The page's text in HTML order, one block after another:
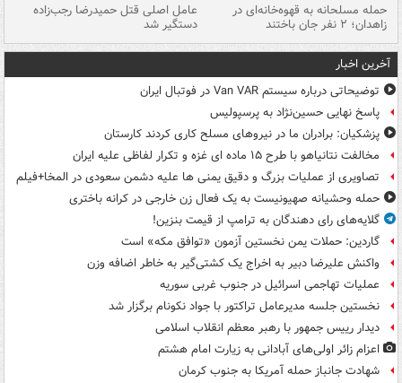
حمله مسلحانه به قهوه‌خانه‌ای در
زاهدان؛ ۲ نفر جان باختند
عامل اصلی قتل حمیدرضا رجب‌زاده
دستگیر شد
آخرین اخبار
توضیحاتی درباره سیستم Van VAR در فوتبال ایران
پاسخ نهایی حسین‌نژاد به پرسپولیس
پزشکیان: برادران ما در نیروهای مسلح کاری کردند کارستان
مخالفت نتانیاهو با طرح ۱۵ ماده ای غزه و تکرار لفاظی علیه ایران
تصاویری از عملیات بزرگ و دقیق یمنی ها علیه دشمن سعودی در المخا+فیلم
حمله وحشیانه صهیونیست به یک فعال زن خارجی در کرانه باختری
گلایه‌های رای دهندگان به ترامپ از قیمت بنزین!
گاردین: حملات یمن نخستین آزمون «توافق مکه» است
واکنش علیرضا دبیر به اخراج یک کشتی‌گیر به خاطر اضافه وزن
عملیات تهاجمی اسرائیل در جنوب غربی سوریه
نخستین جلسه مدیرعامل تراکتور با جواد نکونام برگزار شد
دیدار رییس جمهور با رهبر معظم انقلاب اسلامی
اعزام زائر اولی‌های آبادانی به زیارت امام هشتم
شهادت جانباز حمله آمریکا به جنوب کرمان